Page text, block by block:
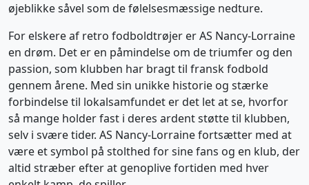
øjeblikke såvel som de følelsesmæssige nedture.
For elskere af retro fodboldtrøjer er AS Nancy-Lorraine
en drøm. Det er en påmindelse om de triumfer og den
passion, som klubben har bragt til fransk fodbold
gennem årene. Med sin unikke historie og stærke
forbindelse til lokalsamfundet er det let at se, hvorfor
så mange holder fast i deres ardent støtte til klubben,
selv i svære tider. AS Nancy-Lorraine fortsætter med at
være et symbol på stolthed for sine fans og en klub, der
altid stræber efter at genoplive fortiden med hver